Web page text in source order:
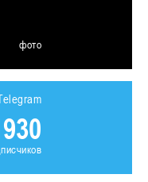
фото